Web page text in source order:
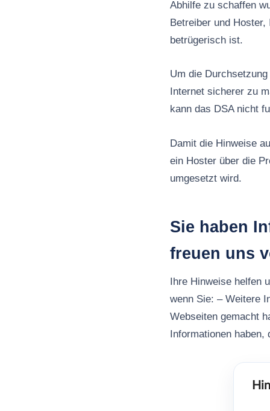
Abhilfe zu schaffen
Betreiber und
betrügerisch ist.
Um die
Internet sicherer zu
kann das DSA nicht
Damit die Hinweise
ein Hoster über die
umgesetzt wird.
Sie haben
freuen uns
Ihre Hinweise helfen
wenn Sie: – Weitere
Webseiten gemacht
Informationen